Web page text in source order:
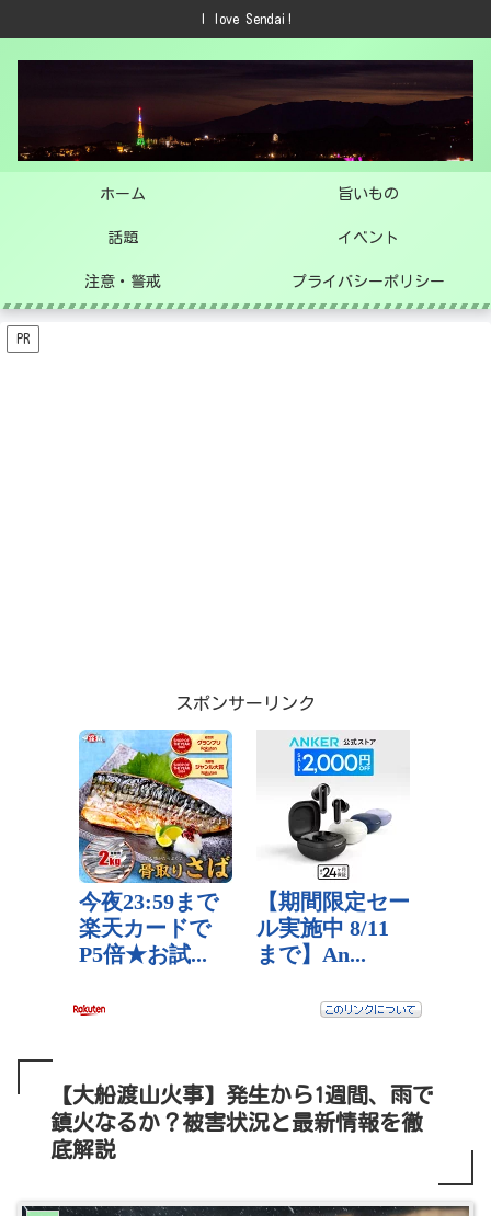
I love Sendai!
ホーム 旨いもの
話題 イベント
注意・警戒 プライバシーポリシー
PR
スポンサーリンク
【大船渡山火事】発生から1週間、雨で
鎮火なるか？被害状況と最新情報を徹
底解説